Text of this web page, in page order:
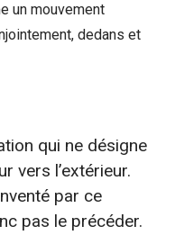
un mouvement
dedans et
qui ne désigne
vers l’extérieur.
par ce
pas le précéder.